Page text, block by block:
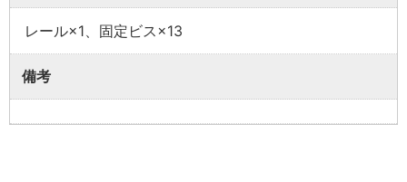
レール×1、固定ビス×13
備考